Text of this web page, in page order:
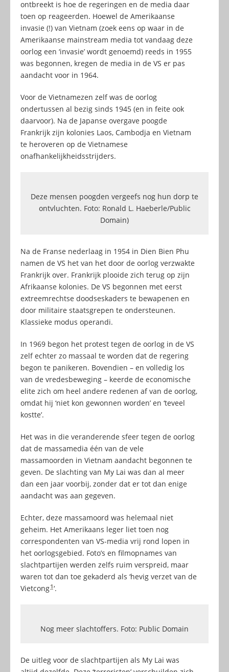
ontbreekt is hoe de regeringen en de media daar
toen op reageerden. Hoewel de Amerikaanse
invasie (!) van Vietnam (zoek eens op waar in de
Amerikaanse mainstream media tot vandaag deze
oorlog een ‘invasie’ wordt genoemd) reeds in 1955
was begonnen, kregen de media in de VS er pas
aandacht voor in 1964.
Voor de Vietnamezen zelf was de oorlog
ondertussen al bezig sinds 1945 (en in feite ook
daarvoor). Na de Japanse overgave poogde
Frankrijk zijn kolonies Laos, Cambodja en Vietnam
te heroveren op de Vietnamese
onafhankelijkheidsstrijders.
Deze mensen poogden vergeefs nog hun dorp te
ontvluchten. Foto: Ronald L. Haeberle/Public
Domain)
Na de Franse nederlaag in 1954 in Dien Bien Phu
namen de VS het van het door de oorlog verzwakte
Frankrijk over. Frankrijk plooide zich terug op zijn
Afrikaanse kolonies. De VS begonnen met eerst
extreemrechtse doodseskaders te bewapenen en
door militaire staatsgrepen te ondersteunen.
Klassieke modus operandi.
In 1969 begon het protest tegen de oorlog in de VS
zelf echter zo massaal te worden dat de regering
begon te panikeren. Bovendien – en volledig los
van de vredesbeweging – keerde de economische
elite zich om heel andere redenen af van de oorlog,
omdat hij ‘niet kon gewonnen worden’ en ‘teveel
kostte’.
Het was in die veranderende sfeer tegen de oorlog
dat de massamedia één van de vele
massamoorden in Vietnam aandacht begonnen te
geven. De slachting van My Lai was dan al meer
dan een jaar voorbij, zonder dat er tot dan enige
aandacht was aan gegeven.
Echter, deze massamoord was helemaal niet
geheim. Het Amerikaans leger liet toen nog
correspondenten van VS-media vrij rond lopen in
het oorlogsgebied. Foto’s en filmopnames van
slachtpartijen werden zelfs ruim verspreid, maar
waren tot dan toe gekaderd als ‘hevig verzet van de
Vietcong1‘.
Nog meer slachtoffers. Foto: Public Domain
De uitleg voor de slachtpartijen als My Lai was